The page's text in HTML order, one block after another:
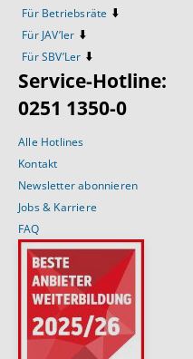
Für Betriebsräte ⬇️
Für JAV’ler ⬇️
Für SBV’Ler ⬇️
Service-Hotline:
0251 1350-0
Alle Hotlines
Kontakt
Newsletter abonnieren
Jobs & Karriere
FAQ